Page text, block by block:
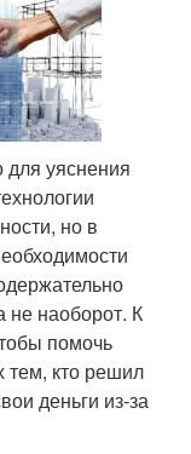
для уяснения
но в
не наоборот. К
помочь
тем, кто решил
деньги из-за